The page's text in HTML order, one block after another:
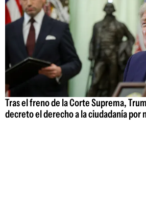
Tras el freno de la Corte Suprema,
decreto el derecho a la ciudadanía por